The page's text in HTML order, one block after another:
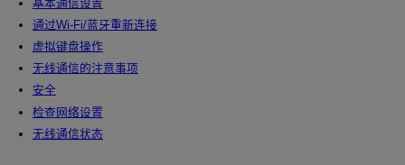
基本通信设置
通过Wi-Fi/蓝牙重新连接
虚拟键盘操作
无线通信的注意事项
安全
检查网络设置
无线通信状态